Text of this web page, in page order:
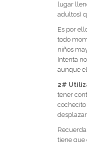
lugar
adultos)
Es por
todo
niños
Intenta
aunque
2#
tener
tiene que